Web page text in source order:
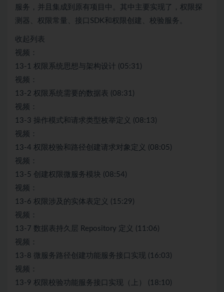
服务，并且集成到原有项目中。其中主要实现了，权限探
测器、权限常量、接口SDK和权限创建、校验服务。
收起列表
视频：
13-1 权限系统思想与架构设计 (05:31)
视频：
13-2 权限系统需要的数据表 (08:31)
视频：
13-3 操作模式和请求类型枚举定义 (08:13)
视频：
13-4 权限校验和路径创建请求对象定义 (08:05)
视频：
13-5 创建权限微服务模块 (08:54)
视频：
13-6 权限涉及的实体表定义 (15:29)
视频：
13-7 数据表持久层 Repository 定义 (11:06)
视频：
13-8 微服务路径创建功能服务接口实现 (16:03)
视频：
13-9 权限校验功能服务接口实现（上） (18:10)